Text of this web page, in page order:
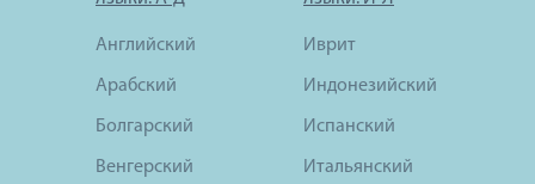
Английский
Арабский
Болгарский
Венгерский
Иврит
Индонезийский
Испанский
Итальянский